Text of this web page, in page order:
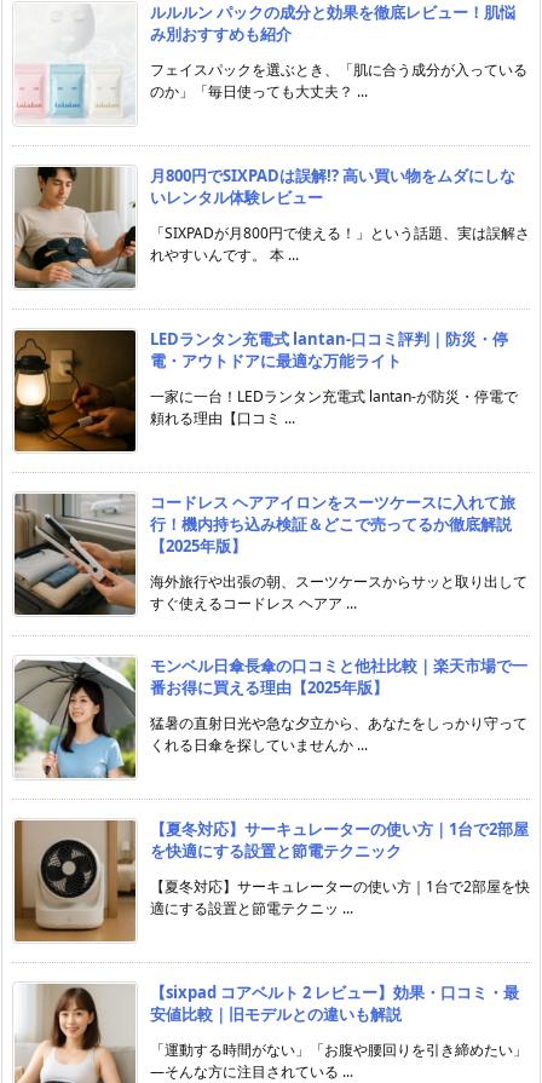
ルルルン パックの成分と効果を徹底レビュー！肌悩
み別おすすめも紹介
フェイスパックを選ぶとき、「肌に合う成分が入っている
のか」「毎日使っても大丈夫？ ...
月800円でSIXPADは誤解!? 高い買い物をムダにしな
いレンタル体験レビュー
「SIXPADが月800円で使える！」という話題、実は誤解さ
れやすいんです。 本 ...
LEDランタン充電式 lantan-口コミ評判｜防災・停
電・アウトドアに最適な万能ライト
一家に一台！LEDランタン充電式 lantan-が防災・停電で
頼れる理由【口コミ ...
コードレス ヘアアイロンをスーツケースに入れて旅
行！機内持ち込み検証＆どこで売ってるか徹底解説
【2025年版】
海外旅行や出張の朝、スーツケースからサッと取り出して
すぐ使えるコードレス ヘアア ...
モンベル日傘長傘の口コミと他社比較｜楽天市場で一
番お得に買える理由【2025年版】
猛暑の直射日光や急な夕立から、あなたをしっかり守って
くれる日傘を探していませんか ...
【夏冬対応】サーキュレーターの使い方｜1台で2部屋
を快適にする設置と節電テクニック
【夏冬対応】サーキュレーターの使い方｜1台で2部屋を快
適にする設置と節電テクニッ ...
【sixpad コアベルト 2 レビュー】効果・口コミ・最
安値比較｜旧モデルとの違いも解説
「運動する時間がない」「お腹や腰回りを引き締めたい」
―そんな方に注目されている ...